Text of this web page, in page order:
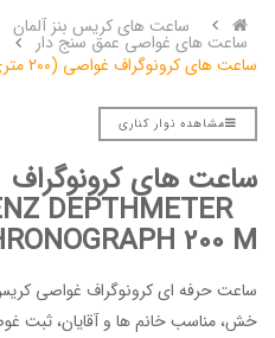
ساعت های کریس بنز آلمان
ساعت های غواصی عمق سنج دار
ساعت های کرونوگراف غواصی (200 متری)
مشاهده نوار کناری
DEPTHMETER
200 M
ساعت حرفه ای کرونوگراف غواصی
خش، مناسب خانم ها و آقایان، ثبت